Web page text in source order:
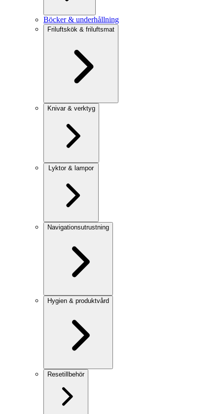
Böcker & underhållning
Friluftskök & friluftsmat
Knivar & verktyg
Lyktor & lampor
Navigationsutrustning
Hygien & produktvård
Resetillbehör